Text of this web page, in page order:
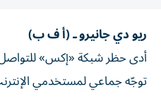
ريو دي جانيرو ـ (أ ف ب)
أدى حظر شبكة «إكس» للتواصل
توجّه جماعي لمستخدمي